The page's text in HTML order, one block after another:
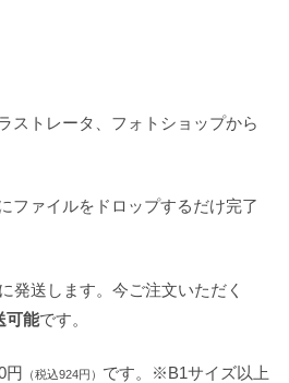
ストレータ、フォトショップから
ファイルをドロップするだけ完了
発送します。今ご注文いただく
可能です。
円 （税込924円） です。※B1サイズ以上